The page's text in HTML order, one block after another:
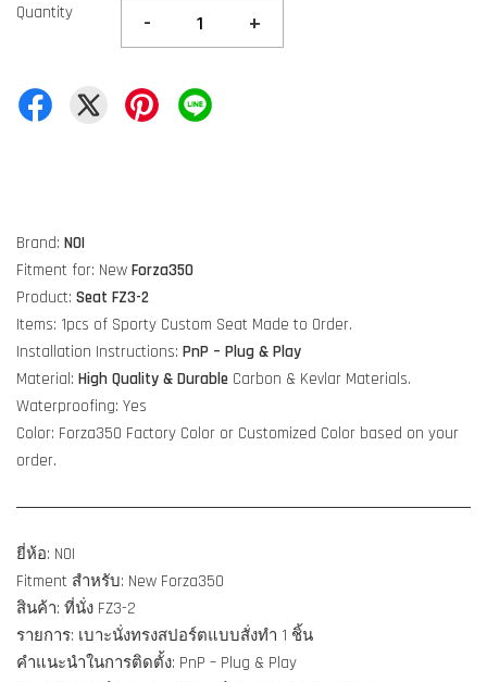
Quantity - +
Brand: NOI
Fitment for: New Forza350
Product: Seat FZ3-2
Items: 1pcs of Sporty Custom Seat Made to Order.
Installation Instructions: PnP – Plug & Play
Material: High Quality & Durable Carbon & Kevlar Materials.
Waterproofing: Yes
Color: Forza350 Factory Color or Customized Color based on your
order.
ยี่ห้อ: NOI
Fitment สำหรับ: New Forza350
สินค้า: ที่นั่ง FZ3-2
รายการ: เบาะนั่งทรงสปอร์ตแบบสั่งทำ 1 ชิ้น
คำแนะนำในการติดตั้ง: PnP – Plug & Play